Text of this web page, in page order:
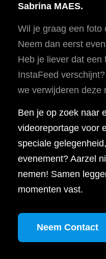
Sabrina MAES.
Wil je graag een foto
Neem dan eerst
Heb je liever dat een
InstaFeed
we verwijderen deze
Ben je op zoek naar
videoreportage voor
speciale
evenement? Aarzel
nemen! Samen
momenten vast.
Neem Contact